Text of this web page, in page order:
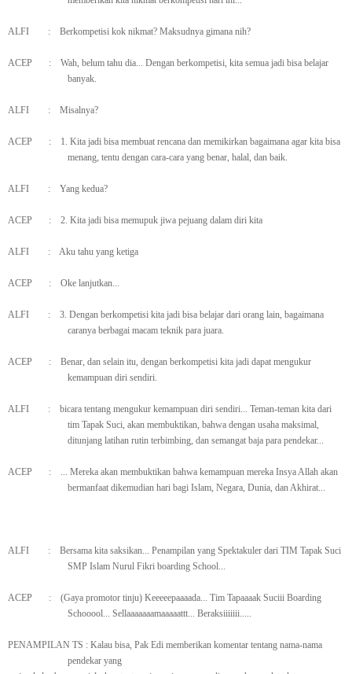
ALFI : Berkompetisi kok nikmat? Maksudnya gimana nih?
ACEP :
Wah, belum tahu dia... Dengan berkompetisi, kita semua jadi bisa belajar
banyak.
ALFI : Misalnya?
ACEP :
1. Kita jadi bisa membuat rencana dan memikirkan bagaimana agar kita bisa
menang, tentu dengan cara-cara yang benar, halal, dan baik.
ALFI : Yang kedua?
ACEP : 2. Kita jadi bisa memupuk jiwa pejuang dalam diri kita
ALFI : Aku tahu yang ketiga
ACEP : Oke lanjutkan...
ALFI :
3. Dengan berkompetisi kita jadi bisa belajar dari orang lain, bagaimana
caranya berbagai macam teknik para juara.
ACEP :
Benar, dan selain itu, dengan berkompetisi kita jadi dapat mengukur
kemampuan diri sendiri.
ALFI :
bicara tentang mengukur kemampuan diri sendiri... Teman-teman kita dari
tim Tapak Suci, akan membuktikan, bahwa dengan usaha maksimal,
ditunjang latihan rutin terbimbing, dan semangat baja para pendekar...
ACEP :
... Mereka akan membuktikan bahwa kemampuan mereka Insya Allah akan
bermanfaat dikemudian hari bagi Islam, Negara, Dunia, dan Akhirat...
ALFI :
Bersama kita saksikan... Penampilan yang Spektakuler dari TIM Tapak Suci
SMP Islam Nurul Fikri boarding School...
ACEP :
(Gaya promotor tinju) Keeeeepaaaada... Tim Tapaaaak Suciii Boarding
Schooool... Sellaaaaaaamaaaaattt... Beraksiiiiiii.....
PENAMPILAN TS : Kalau bisa, Pak Edi memberikan komentar tentang nama-nama
pendekar yang